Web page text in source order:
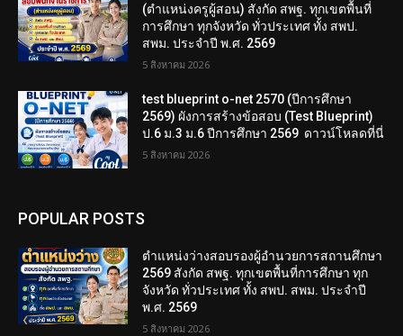
(ตำแหน่งครูผู้สอน) สังกัด สพฐ. ทุกเขตพื้นที่
การศึกษา ทุกจังหวัด ทั่วประเทศ ทั้ง สพป.
สพม. ประจำปี พ.ศ. 2569
5 สิงหาคม 2026
test blueprint o-net 2570 (ปีการศึกษา
2569) ผังการสร้างข้อสอบ (Test Blueprint)
ป.6 ม.3 ม.6 ปีการศึกษา 2569 ดาวน์โหลดที่นี่
5 สิงหาคม 2026
POPULAR POSTS
ตำแหน่งว่างสอบรองผู้อำนวยการสถานศึกษา
2569 สังกัด สพฐ. ทุกเขตพื้นที่การศึกษา ทุก
จังหวัด ทั่วประเทศ ทั้ง สพป. สพม. ประจำปี
พ.ศ. 2569
5 สิงหาคม 2026